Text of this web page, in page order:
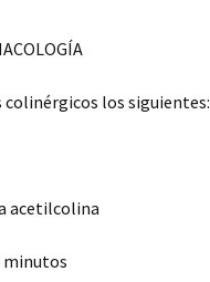
colinérgicos los siguientes:
acetilcolina
minutos